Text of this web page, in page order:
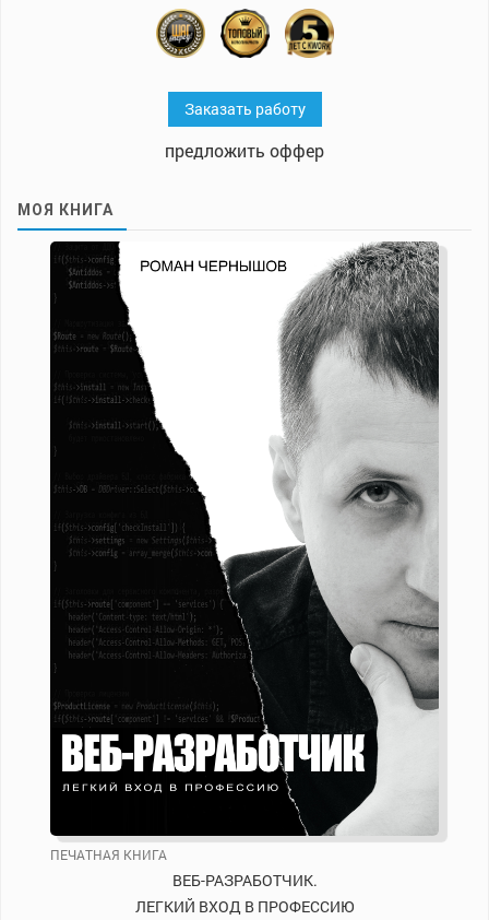
Заказать работу
предложить оффер
МОЯ КНИГА
ПЕЧАТНАЯ КНИГА
ВЕБ-РАЗРАБОТЧИК.
ЛЕГКИЙ ВХОД В ПРОФЕССИЮ